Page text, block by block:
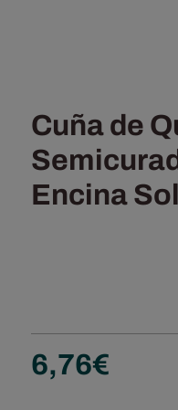
Cuña de
Encina
6,76€